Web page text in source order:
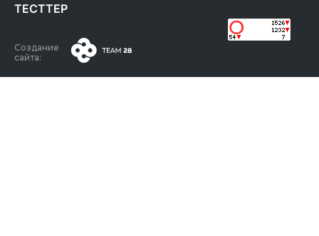
ТЕСТТЕР
Создание
сайта: